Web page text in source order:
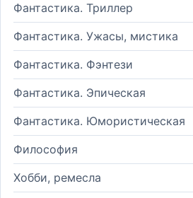
Фантастика. Триллер
Фантастика. Ужасы, мистика
Фантастика. Фэнтези
Фантастика. Эпическая
Фантастика. Юмористическая
Философия
Хобби, ремесла